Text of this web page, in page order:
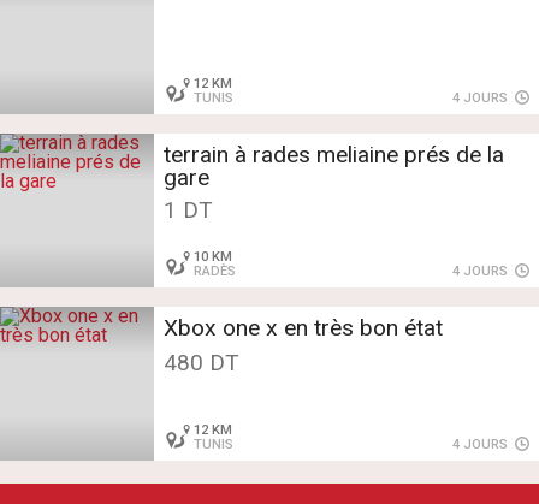
12 KM
TUNIS
4 JOURS
terrain à rades meliaine prés de la
gare
1 DT
10 KM
RADÈS
4 JOURS
Xbox one x en très bon état
480 DT
12 KM
TUNIS
4 JOURS